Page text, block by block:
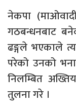
नेकपा
गठबन्धनबाट
ढङ्गले भएकाले
परेको उनको
निलम्बित
तुलना गरे ।